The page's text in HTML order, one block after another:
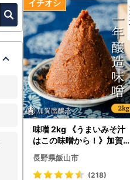
味噌 2kg 《うまいみそ汁
はこの味噌から！》加賀屋
醸造（Au-001）
長野県飯山市
(218)